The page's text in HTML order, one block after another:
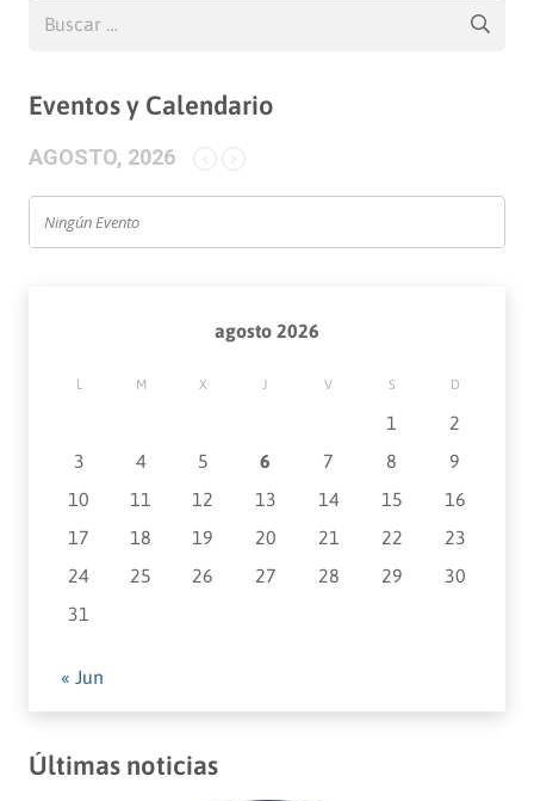
Eventos y Calendario
AGOSTO, 2026
Ningún Evento
agosto 2026
L M X J V S D
1
2
3
4 5 6 7 8
9
10
11 12 13 14 15
16
17
18 19 20 21 22
23
24
25 26 27 28 29
30
31
« Jun
Últimas noticias